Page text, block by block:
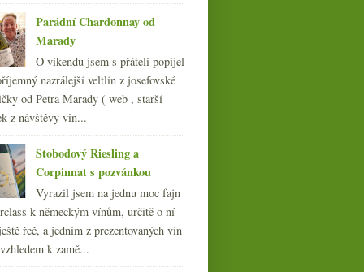
(249)
(249)
(270)
(108)
Parádní Chardonnay od
Marady
O víkendu jsem s přáteli popíjel
nazrálejší veltlín z josefovské
od Petra Marady ( web , starší
z návštěvy vin...
Stobodový Riesling a
Corpinnat s pozvánkou
Vyrazil jsem na jednu moc fajn
k německým vínům, určitě o ní
řeč, a jedním z prezentovaných vín
k zamě...